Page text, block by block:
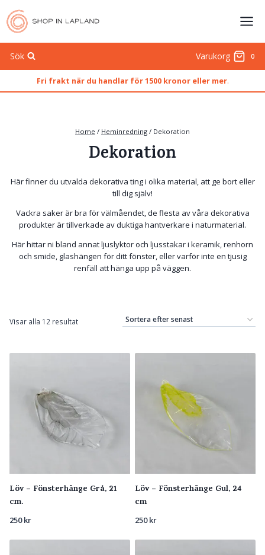
content
Sök Varukorg 0
Fri frakt när du handlar för 1500 kronor eller mer.
Home / Heminredning / Dekoration
Dekoration
Här finner du utvalda dekorativa ting i olika material, att ge bort eller
till dig själv!
Vackra saker är bra för välmåendet, de flesta av våra dekorativa
produkter är tillverkade av duktiga hantverkare i naturmaterial.
Här hittar ni bland annat ljuslyktor och ljusstakar i keramik, renhorn
och smide, glashängen för ditt fönster, eller varför inte en tjusig
renfäll att hänga upp på väggen.
Visar alla 12 resultatSortera
Löv – Fönsterhänge Grå, 21
cm.
250kr
Löv – Fönsterhänge Gul, 24
cm
250kr